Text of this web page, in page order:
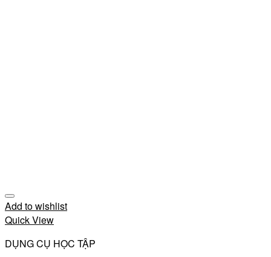
Add to wishlist
Quick View
DỤNG CỤ HỌC TẬP